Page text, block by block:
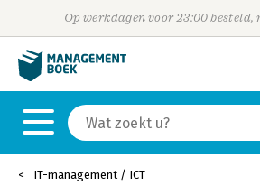
Op werkdagen voor 23:00 besteld,
IT-management / ICT